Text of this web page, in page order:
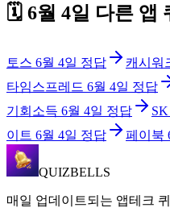
🗓️ 6월 4일 다른 앱
토스 6월 4일 정답 캐시워
타임스프레드 6월 4일 정답
기회소득 6월 4일 정답
이트 6월 4일 정답 페이북
QUIZBELLS
매일 업데이트되는 앱테크